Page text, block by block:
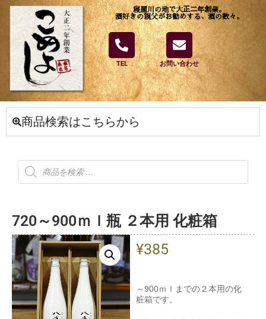
寝屋川の地で大正二年創業。
酒好きの親父がお勧めする、酒の数々。
TEL お問い合わせ
商品検索はこちらから
720～900ｍｌ瓶 ２本用 化粧箱
¥385
～900ｍｌまでの２本用の化
粧箱です。